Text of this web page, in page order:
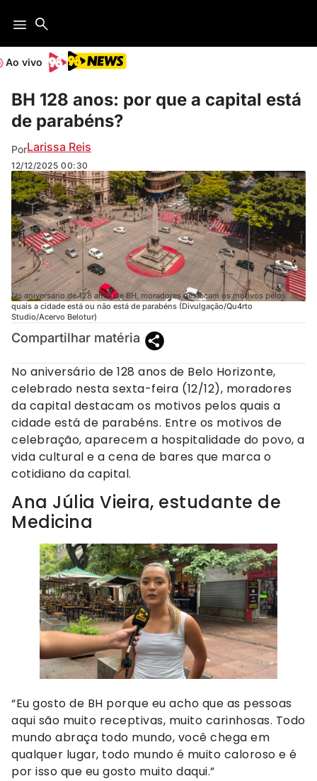
Ao vivo
BH 128 anos: por que a capital está
de parabéns?
PorLarissa Reis
12/12/2025 00:30
No aniversário de 128 anos de BH, moradores destacam os motivos pelos
quais a cidade está ou não está de parabéns (Divulgação/Qu4rto
Studio/Acervo Belotur)
Compartilhar matéria
No aniversário de 128 anos de Belo Horizonte,
celebrado nesta sexta-feira (12/12), moradores
da capital destacam os motivos pelos quais a
cidade está de parabéns. Entre os motivos de
celebração, aparecem a hospitalidade do povo, a
vida cultural e a cena de bares que marca o
cotidiano da capital.
Ana Júlia Vieira, estudante de
Medicina
“Eu gosto de BH porque eu acho que as pessoas
aqui são muito receptivas, muito carinhosas. Todo
mundo abraça todo mundo, você chega em
qualquer lugar, todo mundo é muito caloroso e é
por isso que eu gosto muito daqui.”